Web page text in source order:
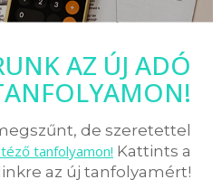
AZ ÚJ ADÓ
de szeretettel
tanfolyamon! Kattints a
linkre az új tanfolyamért!